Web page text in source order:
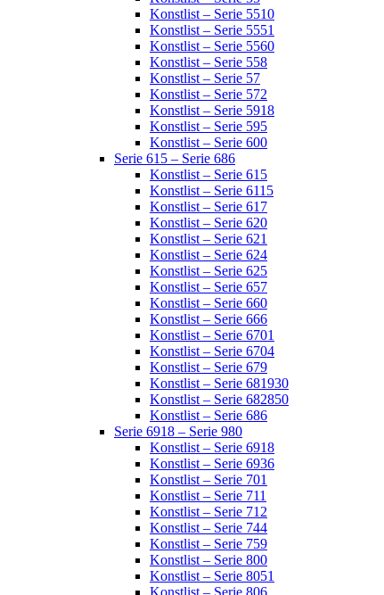
Konstlist – Serie 5510
Konstlist – Serie 5551
Konstlist – Serie 5560
Konstlist – Serie 558
Konstlist – Serie 57
Konstlist – Serie 572
Konstlist – Serie 5918
Konstlist – Serie 595
Konstlist – Serie 600
Serie 615 – Serie 686
Konstlist – Serie 615
Konstlist – Serie 6115
Konstlist – Serie 617
Konstlist – Serie 620
Konstlist – Serie 621
Konstlist – Serie 624
Konstlist – Serie 625
Konstlist – Serie 657
Konstlist – Serie 660
Konstlist – Serie 666
Konstlist – Serie 6701
Konstlist – Serie 6704
Konstlist – Serie 679
Konstlist – Serie 681930
Konstlist – Serie 682850
Konstlist – Serie 686
Serie 6918 – Serie 980
Konstlist – Serie 6918
Konstlist – Serie 6936
Konstlist – Serie 701
Konstlist – Serie 711
Konstlist – Serie 712
Konstlist – Serie 744
Konstlist – Serie 759
Konstlist – Serie 800
Konstlist – Serie 8051
Konstlist – Serie 806